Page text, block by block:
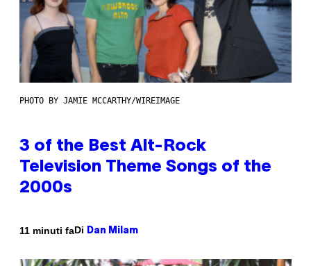
PHOTO BY JAMIE MCCARTHY/WIREIMAGE
3 of the Best Alt-Rock
Television Theme Songs of the
2000s
11 minuti faDi Dan Milam